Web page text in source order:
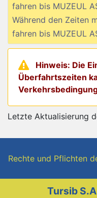
fahren bis MUZEUL
Während den Zeiten
fahren bis MUZEUL
Hinweis: Die
Überfahrtszeiten
Letzte Aktualisierung
Rechte und Pflichten
Tursib